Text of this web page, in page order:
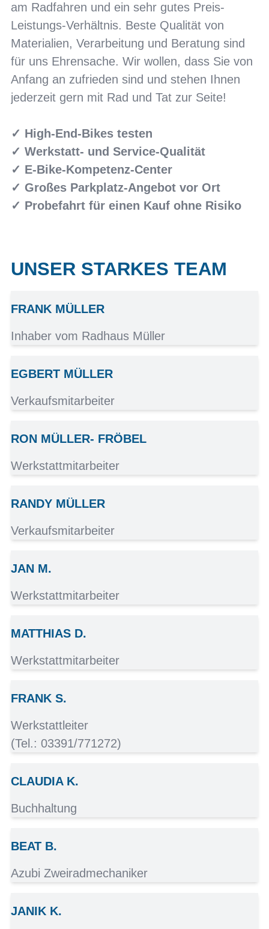
am Radfahren und ein sehr gutes Preis-
Leistungs-Verhältnis. Beste Qualität von
Materialien, Verarbeitung und Beratung sind
für uns Ehrensache. Wir wollen, dass Sie von
Anfang an zufrieden sind und stehen Ihnen
jederzeit gern mit Rad und Tat zur Seite!
✓ High-End-Bikes testen
✓ Werkstatt- und Service-Qualität
✓ E-Bike-Kompetenz-Center
✓ Großes Parkplatz-Angebot vor Ort
✓ Probefahrt für einen Kauf ohne Risiko
UNSER STARKES TEAM
FRANK MÜLLER
Inhaber vom Radhaus Müller
EGBERT MÜLLER
Verkaufsmitarbeiter
RON MÜLLER- FRÖBEL
Werkstattmitarbeiter
RANDY MÜLLER
Verkaufsmitarbeiter
JAN M.
Werkstattmitarbeiter
MATTHIAS D.
Werkstattmitarbeiter
FRANK S.
Werkstattleiter
(Tel.: 03391/771272)
CLAUDIA K.
Buchhaltung
BEAT B.
Azubi Zweiradmechaniker
JANIK K.